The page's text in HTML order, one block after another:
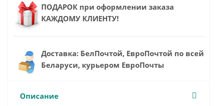
ПОДАРОК при оформлении заказа
КАЖДОМУ КЛИЕНТУ!
Доставка: БелПочтой, ЕвроПочтой по всей
Беларуси, курьером ЕвроПочты
Описание